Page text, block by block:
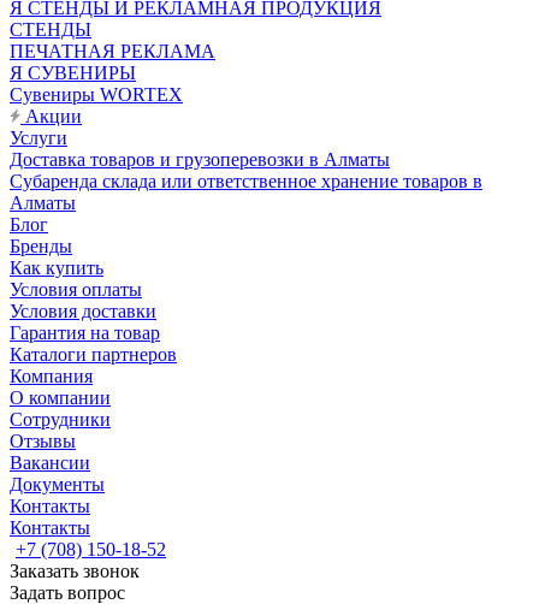
Я СТЕНДЫ И РЕКЛАМНАЯ ПРОДУКЦИЯ
СТЕНДЫ
ПЕЧАТНАЯ РЕКЛАМА
Я СУВЕНИРЫ
Сувениры WORTEX
Акции
Услуги
Доставка товаров и грузоперевозки в Алматы
Субаренда склада или ответственное хранение товаров в
Алматы
Блог
Бренды
Как купить
Условия оплаты
Условия доставки
Гарантия на товар
Каталоги партнеров
Компания
О компании
Сотрудники
Отзывы
Вакансии
Документы
Контакты
Контакты
+7 (708) 150-18-52
Заказать звонок
Задать вопрос